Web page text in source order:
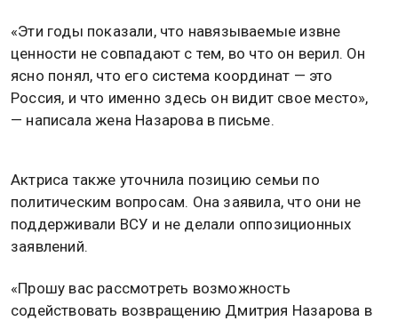
«Эти годы показали, что навязываемые извне
ценности не совпадают с тем, во что он верил. Он
ясно понял, что его система координат — это
Россия, и что именно здесь он видит свое место»,
— написала жена Назарова в письме.
Актриса также уточнила позицию семьи по
политическим вопросам. Она заявила, что они не
поддерживали ВСУ и не делали оппозиционных
заявлений.
«Прошу вас рассмотреть возможность
содействовать возвращению Дмитрия Назарова в